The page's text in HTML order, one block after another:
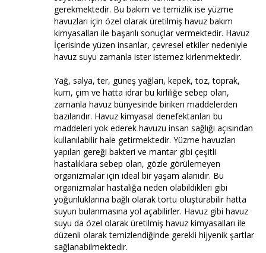
gerekmektedir. Bu bakım ve temizlik ise yüzme
havuzları için özel olarak üretilmiş havuz bakım
kimyasalları ile başarılı sonuçlar vermektedir. Havuz
İçerisinde yüzen insanlar, çevresel etkiler nedeniyle
havuz suyu zamanla ister istemez kirlenmektedir.
Yağ, salya, ter, güneş yağları, kepek, toz, toprak,
kum, çim ve hatta idrar bu kirliliğe sebep olan,
zamanla havuz bünyesinde biriken maddelerden
bazılarıdır. Havuz kimyasal denefektanları bu
maddeleri yok ederek havuzu insan sağlığı açısından
kullanılabilir hale getirmektedir. Yüzme havuzları
yapıları gereği bakteri ve mantar gibi çeşitli
hastalıklara sebep olan, gözle görülemeyen
organizmalar için ideal bir yaşam alanıdır. Bu
organizmalar hastalığa neden olabildikleri gibi
yoğunluklarına bağlı olarak tortu oluşturabilir hatta
suyun bulanmasına yol açabilirler. Havuz gibi havuz
suyu da özel olarak üretilmiş havuz kimyasalları ile
düzenli olarak temizlendiğinde gerekli hijyenik şartlar
sağlanabilmektedir.